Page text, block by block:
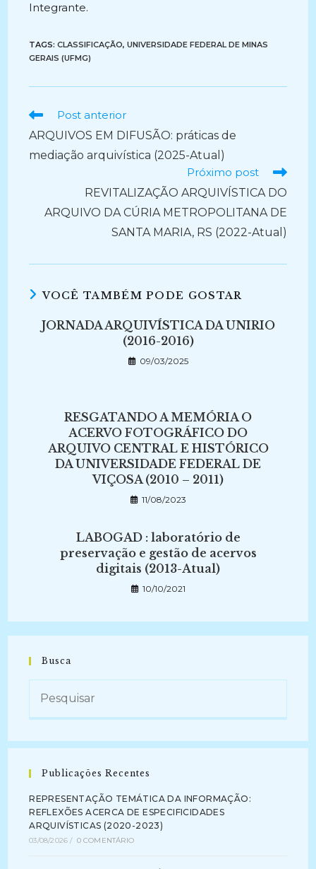
Integrante.
TAGS:CLASSIFICAÇÃO, UNIVERSIDADE FEDERAL DE MINAS
GERAIS (UFMG)
Ler
artigos
Post anterior
ARQUIVOS EM DIFUSÃO: práticas de
mediação arquivística (2025-Atual)
Próximo post
REVITALIZAÇÃO ARQUIVÍSTICA DO
ARQUIVO DA CÚRIA METROPOLITANA DE
SANTA MARIA, RS (2022-Atual)
VOCÊ TAMBÉM PODE GOSTAR
JORNADA ARQUIVÍSTICA DA UNIRIO
(2016-2016)
09/03/2025
RESGATANDO A MEMÓRIA O
ACERVO FOTOGRÁFICO DO
ARQUIVO CENTRAL E HISTÓRICO
DA UNIVERSIDADE FEDERAL DE
VIÇOSA (2010 – 2011)
11/08/2023
LABOGAD : laboratório de
preservação e gestão de acervos
digitais (2013-Atual)
10/10/2021
Busca
Publicações Recentes
REPRESENTAÇÃO TEMÁTICA DA INFORMAÇÃO:
REFLEXÕES ACERCA DE ESPECIFICIDADES
ARQUIVÍSTICAS (2020-2023)
03/08/2026 / 0 COMENTÁRIO